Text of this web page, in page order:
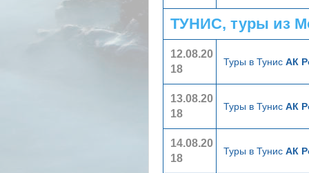
ТУНИС, туры из
12.08.20
18
Туры в Тунис АК
13.08.20
18
Туры в Тунис АК
14.08.20
18
Туры в Тунис АК